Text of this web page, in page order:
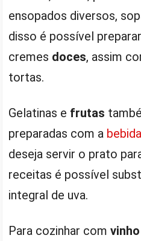
ensopados diversos,
disso é possível
cremes doces, assim
tortas.
Gelatinas e frutas
preparadas com a
deseja servir o prato
receitas é possível
integral de uva.
Para cozinhar comvinho